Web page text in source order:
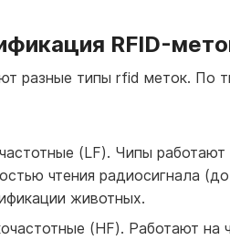
RFID-
разные типы rfid меток. По
(LF). Чипы работают
чтения радиосигнала
животных.
(HF). Работают на